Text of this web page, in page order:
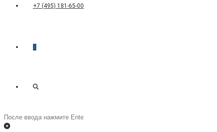
+7 (495) 181-65-00
0
Переключить
Поиск
на